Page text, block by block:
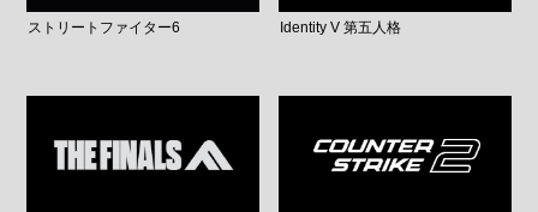
ストリートファイター6 Identity V 第五人格